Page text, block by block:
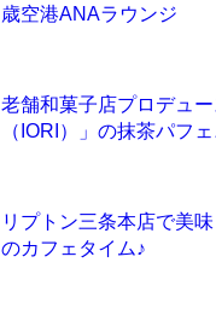
歳空港ANAラウンジ
老舗和菓子店プロデュ
（IORI）」の抹茶パフェ
リプトン三条本店で美
のカフェタイム♪